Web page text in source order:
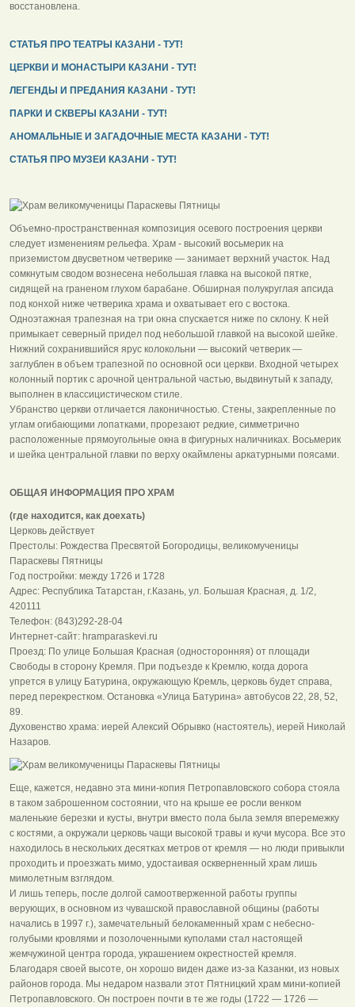
восстановлена.
СТАТЬЯ ПРО ТЕАТРЫ КАЗАНИ - ТУТ!
ЦЕРКВИ И МОНАСТЫРИ КАЗАНИ - ТУТ!
ЛЕГЕНДЫ И ПРЕДАНИЯ КАЗАНИ - ТУТ!
ПАРКИ И СКВЕРЫ КАЗАНИ - ТУТ!
АНОМАЛЬНЫЕ И ЗАГАДОЧНЫЕ МЕСТА КАЗАНИ - ТУТ!
СТАТЬЯ ПРО МУЗЕИ КАЗАНИ - ТУТ!
Объемно-пространственная композиция осевого построения церкви
следует изменениям рельефа. Храм - высокий восьмерик на
приземистом двусветном четверике — занимает верхний участок. Над
сомкнутым сводом вознесена небольшая главка на высокой пятке,
сидящей на граненом глухом барабане. Обширная полукруглая апсида
под конхой ниже четверика храма и охватывает его с востока.
Одноэтажная трапезная на три окна спускается ниже по склону. К ней
примыкает северный придел под небольшой главкой на высокой шейке.
Нижний сохранившийся ярус колокольни — высокий четверик —
заглублен в объем трапезной по основной оси церкви. Входной четырех
колонный портик с арочной центральной частью, выдвинутый к западу,
выполнен в классицистическом стиле.
Убранство церкви отличается лаконичностью. Стены, закрепленные по
углам огибающими лопатками, прорезают редкие, симметрично
расположенные прямоугольные окна в фигурных наличниках. Восьмерик
и шейка центральной главки по верху окаймлены аркатурными поясами.
ОБЩАЯ ИНФОРМАЦИЯ ПРО ХРАМ
(где находится, как доехать)
Церковь действует
Престолы: Рождества Пресвятой Богородицы, великомученицы
Параскевы Пятницы
Год постройки: между 1726 и 1728
Адрес: Республика Татарстан, г.Казань, ул. Большая Красная, д. 1/2,
420111
Телефон: (843)292-28-04
Интернет-сайт: hramparaskevi.ru
Проезд: По улице Большая Красная (односторонняя) от площади
Свободы в сторону Кремля. При подъезде к Кремлю, когда дорога
упрется в улицу Батурина, окружающую Кремль, церковь будет справа,
перед перекрестком. Остановка «Улица Батурина» автобусов 22, 28, 52,
89.
Духовенство храма: иерей Алексий Обрывко (настоятель), иерей Николай
Назаров.
Еще, кажется, недавно эта мини-копия Петропавловского собора стояла
в таком заброшенном состоянии, что на крыше ее росли венком
маленькие березки и кусты, внутри вместо пола была земля вперемежку
с костями, а окружали церковь чащи высокой травы и кучи мусора. Все это
находилось в нескольких десятках метров от кремля — но люди привыкли
проходить и проезжать мимо, удостаивая оскверненный храм лишь
мимолетным взглядом.
И лишь теперь, после долгой самоотверженной работы группы
верующих, в основном из чувашской православной общины (работы
начались в 1997 г.), замечательный белокаменный храм с небесно-
голубыми кровлями и позолоченными куполами стал настоящей
жемчужиной центра города, украшением окрестностей кремля.
Благодаря своей высоте, он хорошо виден даже из-за Казанки, из новых
районов города. Мы недаром назвали этот Пятницкий храм мини-копией
Петропавловского. Он построен почти в те же годы (1722 — 1726 —